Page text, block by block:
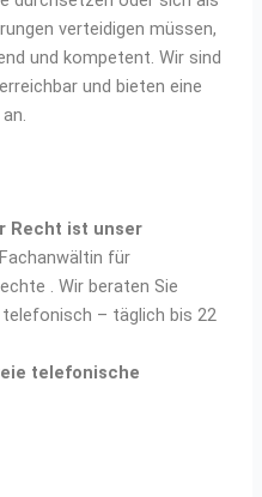
verteidigen müssen,
und kompetent. Wir sind
und bieten eine
Recht ist unser
für
. Wir beraten Sie
– täglich bis 22
telefonische